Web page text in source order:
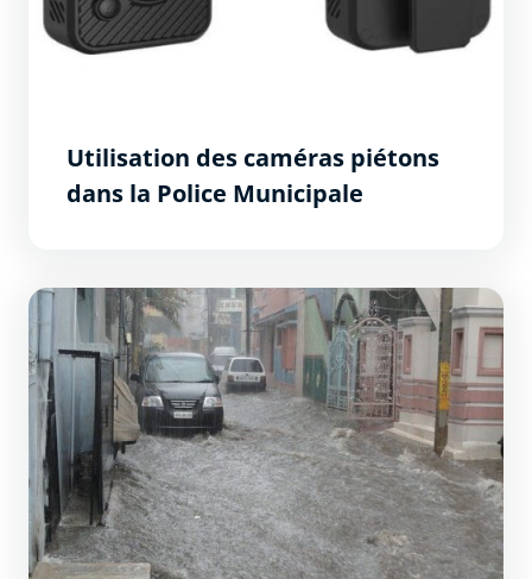
Utilisation des caméras piétons
dans la Police Municipale
Réduire la vulnérabilité aux inondations